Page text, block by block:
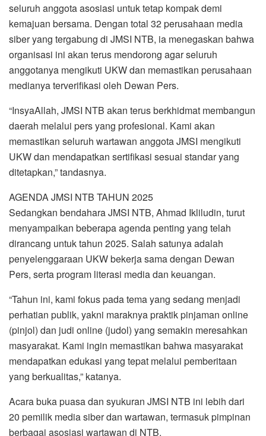
seluruh anggota asosiasi untuk tetap kompak demi
kemajuan bersama. Dengan total 32 perusahaan media
siber yang tergabung di JMSI NTB, ia menegaskan bahwa
organisasi ini akan terus mendorong agar seluruh
anggotanya mengikuti UKW dan memastikan perusahaan
medianya terverifikasi oleh Dewan Pers.
“InsyaAllah, JMSI NTB akan terus berkhidmat membangun
daerah melalui pers yang profesional. Kami akan
memastikan seluruh wartawan anggota JMSI mengikuti
UKW dan mendapatkan sertifikasi sesuai standar yang
ditetapkan,” tandasnya.
AGENDA JMSI NTB TAHUN 2025
Sedangkan bendahara JMSI NTB, Ahmad Ikliludin, turut
menyampaikan beberapa agenda penting yang telah
dirancang untuk tahun 2025. Salah satunya adalah
penyelenggaraan UKW bekerja sama dengan Dewan
Pers, serta program literasi media dan keuangan.
“Tahun ini, kami fokus pada tema yang sedang menjadi
perhatian publik, yakni maraknya praktik pinjaman online
(pinjol) dan judi online (judol) yang semakin meresahkan
masyarakat. Kami ingin memastikan bahwa masyarakat
mendapatkan edukasi yang tepat melalui pemberitaan
yang berkualitas,” katanya.
Acara buka puasa dan syukuran JMSI NTB ini lebih dari
20 pemilik media siber dan wartawan, termasuk pimpinan
berbagai asosiasi wartawan di NTB.